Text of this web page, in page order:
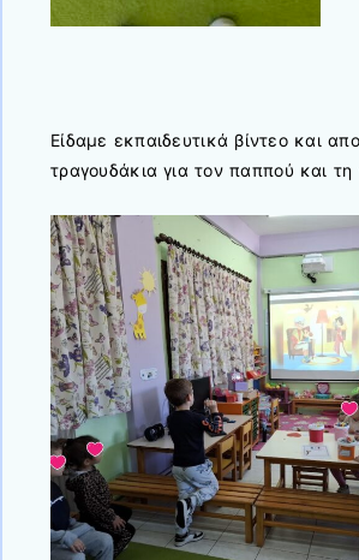
Είδαμε εκπαιδευτικά βίντεο και
τραγουδάκια για τον παππού και τη